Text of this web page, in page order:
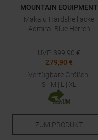
MOUNTAIN EQUIPMENT
Makalu Hardshelljacke
Admiral Blue Herren
UVP 399,90 €
279,90 €
Verfügbare Größen:
S | M | L | XL
ZUM PRODUKT